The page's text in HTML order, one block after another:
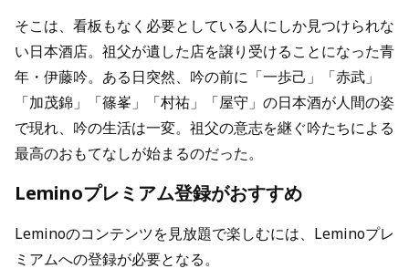
そこは、看板もなく必要としている人にしか見つけられな
い日本酒店。祖父が遺した店を譲り受けることになった⻘
年・伊藤吟。ある日突然、吟の前に「一歩己」「赤武」
「加茂錦」「篠峯」「村祐」「屋守」の日本酒が人間の姿
で現れ、吟の生活は一変。祖父の意志を継ぐ吟たちによる
最高のおもてなしが始まるのだった。
Leminoプレミアム登録がおすすめ
Leminoのコンテンツを見放題で楽しむには、Leminoプレ
ミアムへの登録が必要となる。